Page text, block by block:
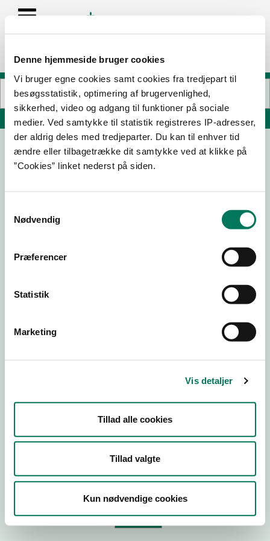
Denne hjemmeside bruger cookies
Vi bruger egne cookies samt cookies fra tredjepart til
besøgsstatistik, optimering af brugervenlighed,
sikkerhed, video og adgang til funktioner på sociale
medier. Ved samtykke til statistik registreres IP-adresser,
der aldrig deles med tredjeparter. Du kan til enhver tid
ændre eller tilbagetrække dit samtykke ved at klikke på
”Cookies” linket nederst på siden.
Nødvendig
Præferencer
Statistik
Marketing
Vis detaljer
Tillad alle cookies
Tillad valgte
Kun nødvendige cookies
Søg på adresse, postnummer, by, firmanavn
Virksomhedstype
ID-nummer
P-nr
Tilføj smiley til dit website
Kopier link til at indsætte på virksomhedens hjemmeside